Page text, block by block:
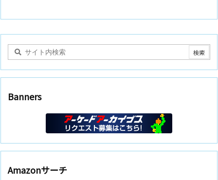
Banners
Amazonサーチ